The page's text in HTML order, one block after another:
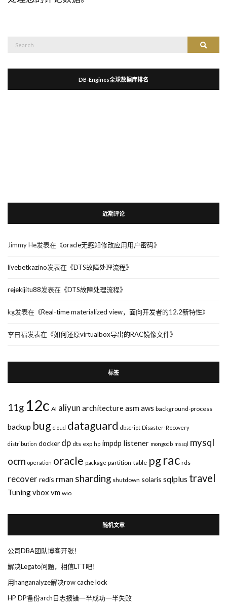
Search
DB-Engines全球数据库排名
近期评论
Jimmy He发表在《oracle无感知修改应用用户密码》
livebetkazino发表在《DTS故障处理流程》
rejekijitu88发表在《DTS故障处理流程》
kg发表在《Real-time materialized view，面向开发者的12.2新特性》
李曰福发表在《如何还原virtualbox导出的RAC镜像文件》
标签
11g 12c AI aliyun architectureasmaws background-process
backup bug cloud dataguard dbscript Disaster-Recovery
distribution docker dp dts exp hp impdp listener mongodb mssql mysql
ocm operation oracle package partition-table pgrac rds
recover redis rman sharding shutdown solaris sqlplus travel
Tuningvbox vm wio
随机文章
公司DBA团队博客开张！
解决Legato问题，相信LTT吧！
用hanganalyze解决row cache lock
HP DP备份arch日志报错一半成功一半失败